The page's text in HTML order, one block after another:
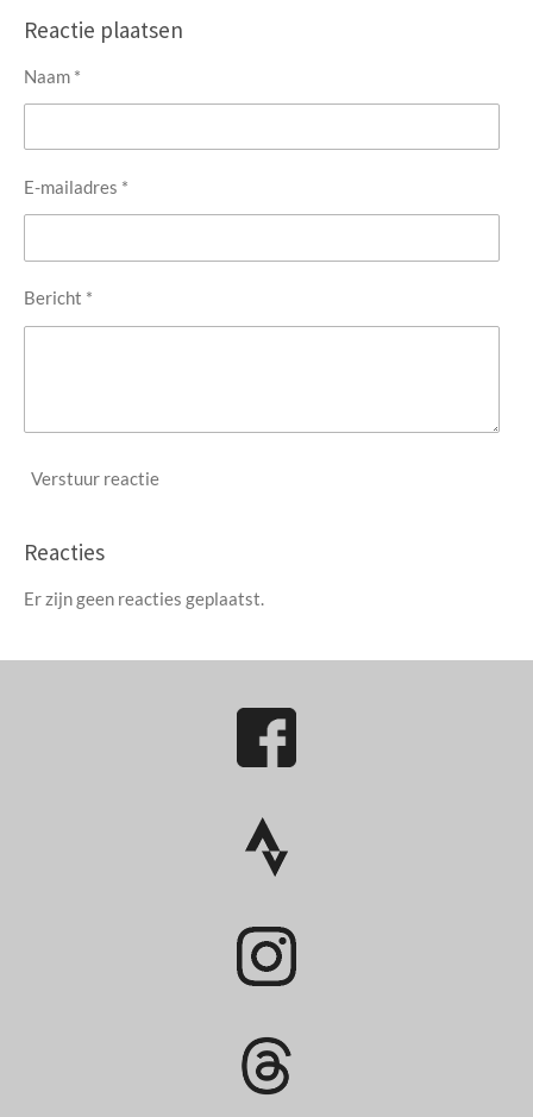
Reactie plaatsen
Naam *
E-mailadres *
Bericht *
Verstuur reactie
Reacties
Er zijn geen reacties geplaatst.